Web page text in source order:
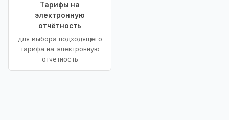
Тарифы на
электронную
отчётность
для выбора подходящего
тарифа на электронную
отчётность